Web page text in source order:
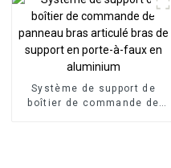
Système de support de
boîtier de commande de